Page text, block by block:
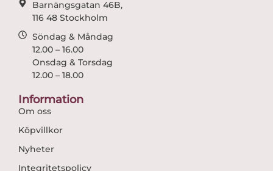
Barnängsgatan 46B,
116 48 Stockholm
Söndag & Måndag
12.00 – 16.00
Onsdag & Torsdag
12.00 – 18.00
Information
Om oss
Köpvillkor
Nyheter
Integritetspolicy